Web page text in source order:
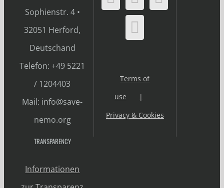
Sophienstr. 4 •
32051 Herford,
Deutschand
Telefon: +49 5221
/ 1204403
Mail: info@save-
nemo.org
Terms of
use
Privacy & Cookies
TRANSPARENCY
Informationen